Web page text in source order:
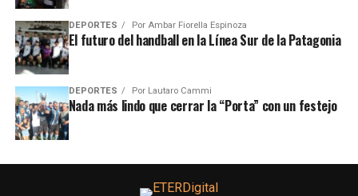
DEPORTES Por Ambar Fiorella Espinoza
El futuro del handball en la Línea Sur de la Patagonia
DEPORTES Por Lautaro Cammi
Nada más lindo que cerrar la “Porta” con un festejo